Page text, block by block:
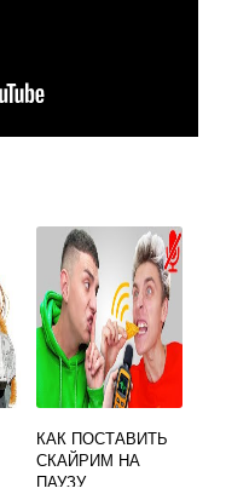
КАК ПОСТАВИТЬ
СКАЙРИМ НА
ПАУЗУ